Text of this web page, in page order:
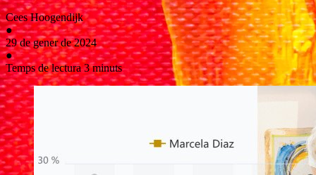
Cees Hoogendijk
●
29 de gener de 2024
●
Temps de lectura 3 minuts